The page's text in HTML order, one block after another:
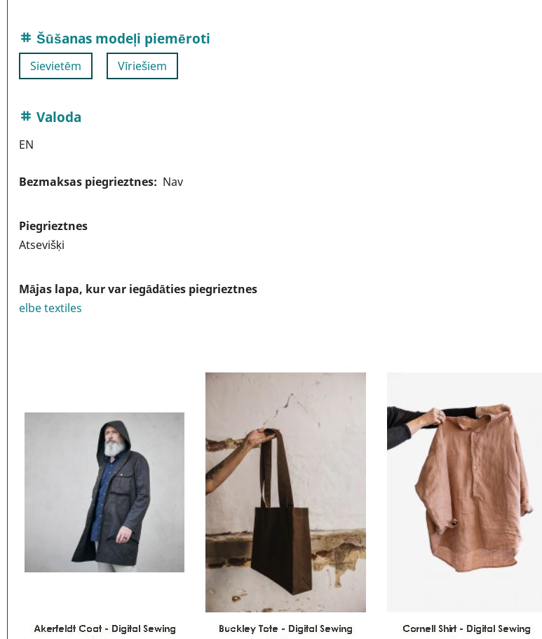
Šūšanas modeļi piemēroti
Sievietēm Vīriešiem
Valoda
EN
Bezmaksas piegrieztnes Nav
Piegrieztnes
Atsevišķi
Mājas lapa, kur var iegādāties piegrieztnes
elbe textiles